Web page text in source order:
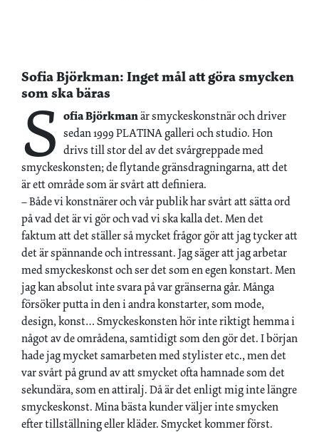
Sofia Björkman: ­­Inget mål att göra smycken
som ska bäras
S ofia Björkmanär smyckeskonstnär och driver
sedan 1999 PLATINA galleri och studio. Hon
drivs till stor del av det svårgreppade med
smyckeskonsten; de flytande gränsdragningarna, att det
är ett område som är svårt att definiera.
– Både vi konstnärer och vår publik har svårt att sätta ord
på vad det är vi gör och vad vi ska kalla det. Men det
faktum att det ställer så mycket frågor gör att jag tycker att
det är spännande och intressant. Jag säger att jag arbetar
med smyckeskonst och ser det som en egen konstart. Men
jag kan absolut inte svara på var gränserna går. Många
försöker putta in den i andra konstarter, som mode,
design, konst… Smyckeskonsten hör inte riktigt hemma i
något av de områdena, samtidigt som den gör det. I början
hade jag mycket samarbeten med stylister etc., men det
var svårt på grund av att smycket ofta hamnade som det
sekundära, som en attiralj. Då är det enligt mig inte längre
smyckeskonst. Mina bästa kunder väljer inte smycken
efter tillställning eller kläder. Smycket kommer först.